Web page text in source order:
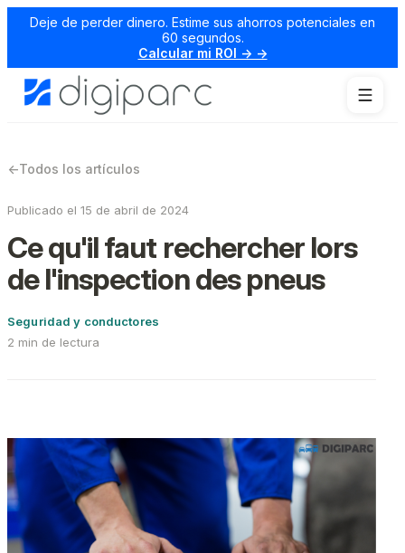
Deje de perder dinero. Estime sus ahorros potenciales en
60 segundos.
Calcular mi ROI → →
←Todos los artículos
Publicado el 15 de abril de 2024
Ce qu'il faut rechercher lors
de l'inspection des pneus
Seguridad y conductores
2 min de lectura